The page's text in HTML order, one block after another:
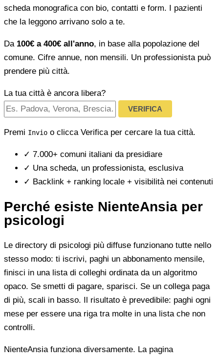
scheda monografica con bio, contatti e form. I pazienti
che la leggono arrivano solo a te.
Da 100€ a 400€ all'anno, in base alla popolazione del
comune. Cifre annue, non mensili. Un professionista può
prendere più città.
La tua città è ancora libera?
VERIFICA
Premi Invio o clicca Verifica per cercare la tua città.
✓ 7.000+ comuni italiani da presidiare
✓ Una scheda, un professionista, esclusiva
✓ Backlink + ranking locale + visibilità nei contenuti
Perché esiste NienteAnsia per
psicologi
Le directory di psicologi più diffuse funzionano tutte nello
stesso modo: ti iscrivi, paghi un abbonamento mensile,
finisci in una lista di colleghi ordinata da un algoritmo
opaco. Se smetti di pagare, sparisci. Se un collega paga
di più, scali in basso. Il risultato è prevedibile: paghi ogni
mese per essere una riga tra molte in una lista che non
controlli.
NienteAnsia funziona diversamente. La pagina